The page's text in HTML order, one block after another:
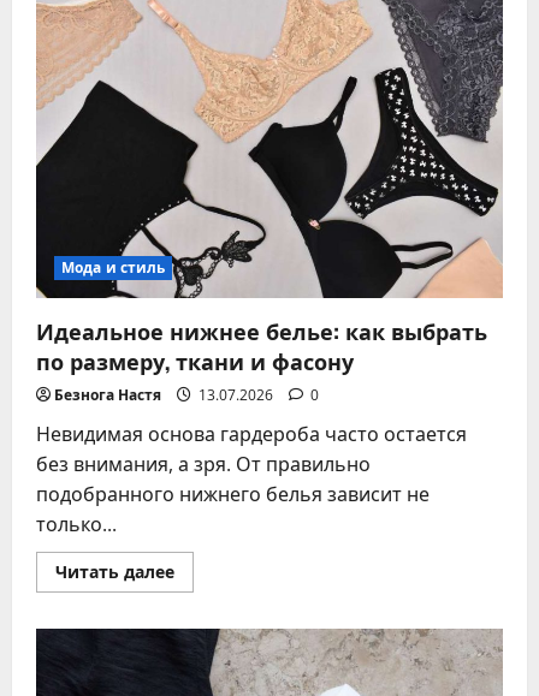
гель-
лак
с
одежды:
пошаговые
советы,
которые
работают
безотказно
Мода и стиль
Идеальное нижнее белье: как выбрать
по размеру, ткани и фасону
Безнога Настя 13.07.2026 0
Невидимая основа гардероба часто остается
без внимания, а зря. От правильно
подобранного нижнего белья зависит не
только...
Читать далееПрочитать
больше
нижнее
белье:
как
выбрать